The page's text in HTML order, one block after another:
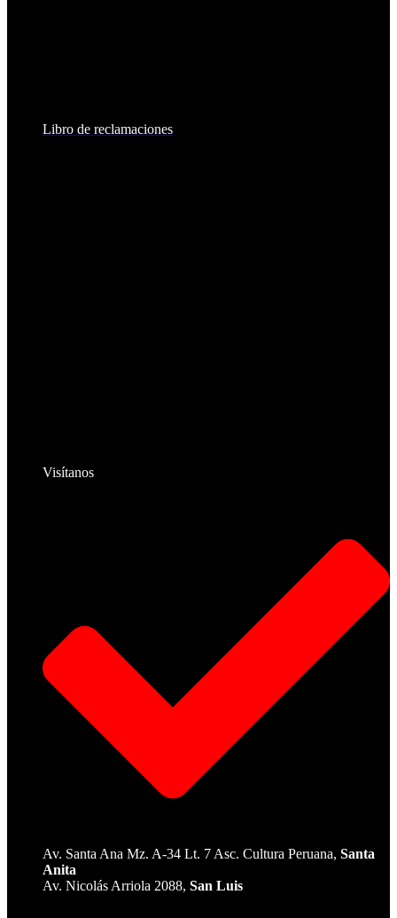
Libro de reclamaciones
Visítanos
Av. Santa Ana Mz. A-34 Lt. 7 Asc. Cultura Peruana, Santa
Anita
Av. Nicolás Arriola 2088, San Luis